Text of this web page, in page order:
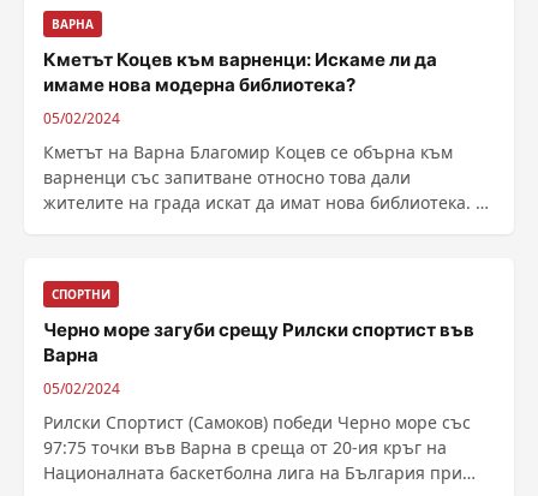
ВАРНА
Кметът Коцев към варненци: Искаме ли да
имаме нова модерна библиотека?
05/02/2024
Кметът на Варна Благомир Коцев се обърна към
варненци със запитване относно това дали
жителите на града искат да имат нова библиотека. В
СПОРТНИ
Черно море загуби срещу Рилски спортист във
Варна
05/02/2024
Рилски Спортист (Самоков) победи Черно море със
97:75 точки във Варна в среща от 20-ия кръг на
Националната баскетболна лига на България при